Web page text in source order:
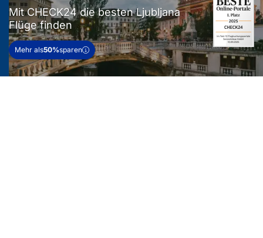
Mit CHECK24 die besten Ljubljana
Flüge finden
Mehr als50%sparen